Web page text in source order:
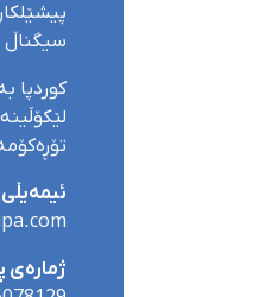
سیگناڵ
کوردپا
ژمارەی